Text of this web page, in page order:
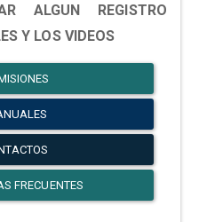
ALGUN REGISTRO
Y LOS VIDEOS
FRECUENTES